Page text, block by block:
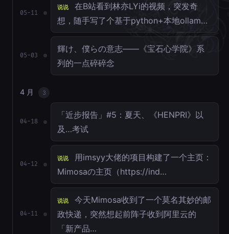
05-11
说说
在B站看到林亦LYi的视频，突发奇
想，随手写了个基于python+本地ollam…
05-03
輝け、僕らの意志——《宝石心学院》系
列的一点碎碎念
4 月 3
04-18
「近步报告」#5：夏天、《HENPRI》以
及…考试
04-12
说说
用imsyy大佬的项目构建了一个主页：
Mimosaの主页（https://ind…
04-11
说说
今天Mimosa收到了一个莫名其妙的邮
政快递，突然想起前阵子收到阿里云的
「新产品…